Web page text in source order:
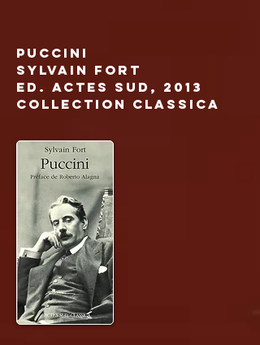
Puccini
Sylvain Fort
Ed. Actes Sud, 2013
Collection classica